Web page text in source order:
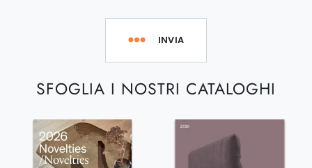
SFOGLIA I NOSTRI CATALOGHI
INVIA